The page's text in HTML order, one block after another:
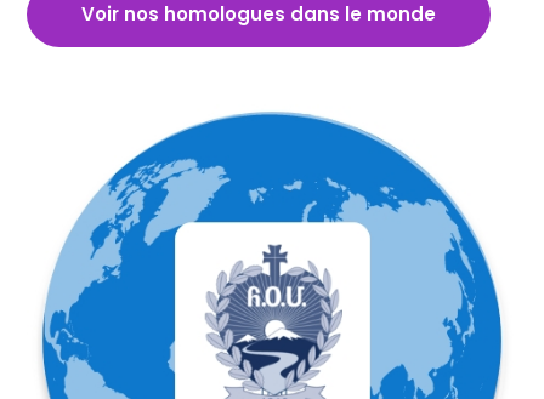
Voir nos homologues dans le monde